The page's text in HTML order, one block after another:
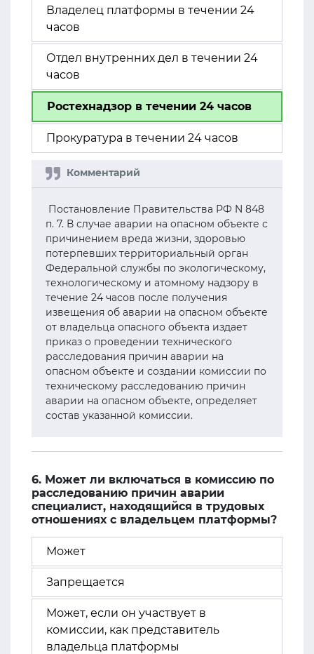
Владелец платформы в течении 24
часов
Отдел внутренних дел в течении 24
часов
Ростехнадзор в течении 24 часов
Прокуратура в течении 24 часов
Постановление Правительства РФ N 848
п. 7. В случае аварии на опасном объекте с
причинением вреда жизни, здоровью
потерпевших территориальный орган
Федеральной службы по экологическому,
технологическому и атомному надзору в
течение 24 часов после получения
извещения об аварии на опасном объекте
от владельца опасного объекта издает
приказ о проведении технического
расследования причин аварии на
опасном объекте и создании комиссии по
техническому расследованию причин
аварии на опасном объекте, определяет
состав указанной комиссии.
6. Может ли включаться в комиссию по
расследованию причин аварии
специалист, находящийся в трудовых
отношениях с владельцем платформы?
Может
Запрещается
Может, если он участвует в
комиссии, как представитель
владельца платформы